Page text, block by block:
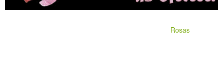
Rosas